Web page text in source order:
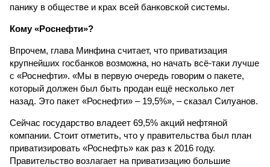
панику в обществе и крах всей банковской системы.
Кому «Роснефти»?
Впрочем, глава Минфина считает, что приватизация
крупнейших госбанков возможна, но начать всё-таки лучше
с «Роснефти». «Мы в первую очередь говорим о пакете,
который должен был быть продан ещё несколько лет
назад. Это пакет «Роснефти» – 19,5%», – сказал Силуанов.
Сейчас государство владеет 69,5% акций нефтяной
компании. Стоит отметить, что у правительства был план
приватизировать «Роснефть» как раз к 2016 году.
Правительство возлагает на приватизацию большие